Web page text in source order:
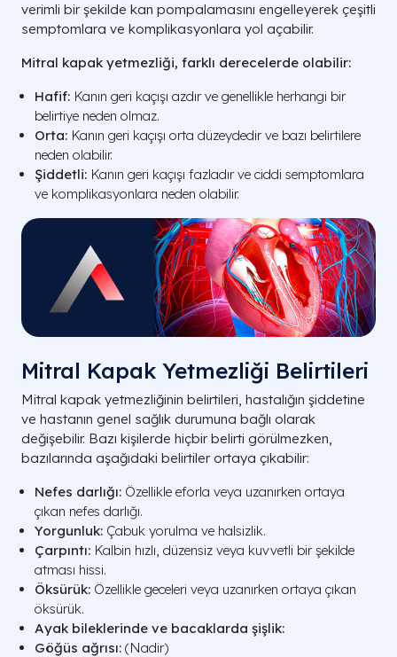
verimli bir şekilde kan pompalamasını engelleyerek çeşitli
semptomlara ve komplikasyonlara yol açabilir.
Mitral kapak yetmezliği, farklı derecelerde olabilir:
Hafif: Kanın geri kaçışı azdır ve genellikle herhangi bir
belirtiye neden olmaz.
Orta: Kanın geri kaçışı orta düzeydedir ve bazı belirtilere
neden olabilir.
Şiddetli: Kanın geri kaçışı fazladır ve ciddi semptomlara
ve komplikasyonlara neden olabilir.
Mitral Kapak Yetmezliği Belirtileri
Mitral kapak yetmezliğinin belirtileri, hastalığın şiddetine
ve hastanın genel sağlık durumuna bağlı olarak
değişebilir. Bazı kişilerde hiçbir belirti görülmezken,
bazılarında aşağıdaki belirtiler ortaya çıkabilir:
Nefes darlığı: Özellikle eforla veya uzanırken ortaya
çıkan nefes darlığı.
Yorgunluk: Çabuk yorulma ve halsizlik.
Çarpıntı: Kalbin hızlı, düzensiz veya kuvvetli bir şekilde
atması hissi.
Öksürük: Özellikle geceleri veya uzanırken ortaya çıkan
öksürük.
Ayak bileklerinde ve bacaklarda şişlik:
Göğüs ağrısı: (Nadir)